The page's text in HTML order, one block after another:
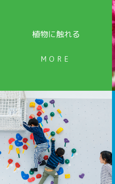
植物に触れる
MORE